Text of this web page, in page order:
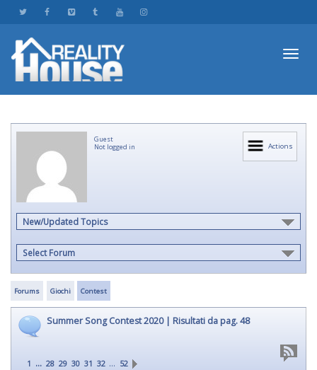
Actions
Guest
Not logged in
New/Updated Topics
Select Forum
Forums Giochi Contest
Summer Song Contest 2020 | Risultati da pag. 48
1 ... 28 29 30 31 32 … 52